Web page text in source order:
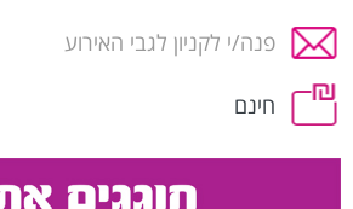
פנה/י לקניון לגבי האירוע
חינם